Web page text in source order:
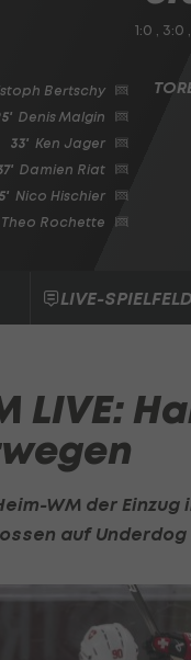
1:0 , 3:0
Bertschy
Denis Malgin
33' Ken Jager
Damien Riat
Nico Hischier
Theo Rochette
LIVE-SPIELFELD
LIVE:
WM der Einzug
auf Underdog